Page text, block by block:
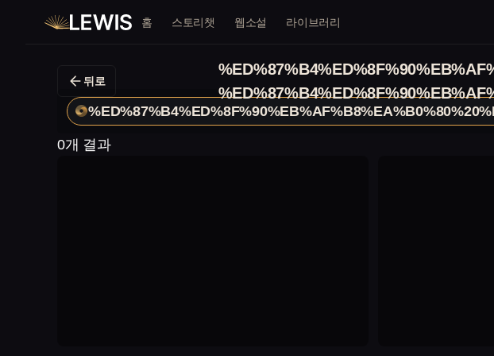
홈 스토리챗 웹소설 라이브러리
뒤로
0개 결과